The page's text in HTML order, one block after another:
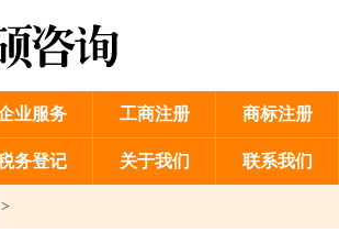
业服务 工商注册 商标注册
务登记 关于我们 联系我们
>